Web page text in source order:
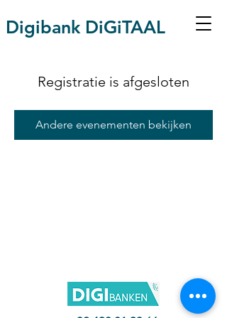
Digibank DiGiTAAL
Registratie is afgesloten
Andere evenementen bekijken